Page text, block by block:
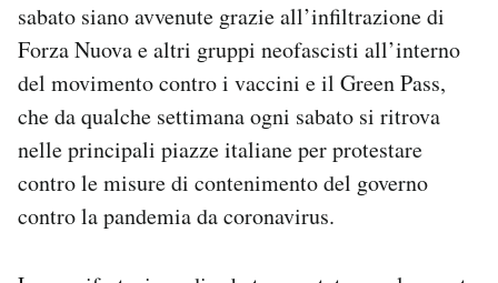
sabato siano avvenute grazie all’infiltrazione di
Forza Nuova e altri gruppi neofascisti all’interno
del movimento contro i vaccini e il Green Pass,
che da qualche settimana ogni sabato si ritrova
nelle principali piazze italiane per protestare
contro le misure di contenimento del governo
contro la pandemia da coronavirus.